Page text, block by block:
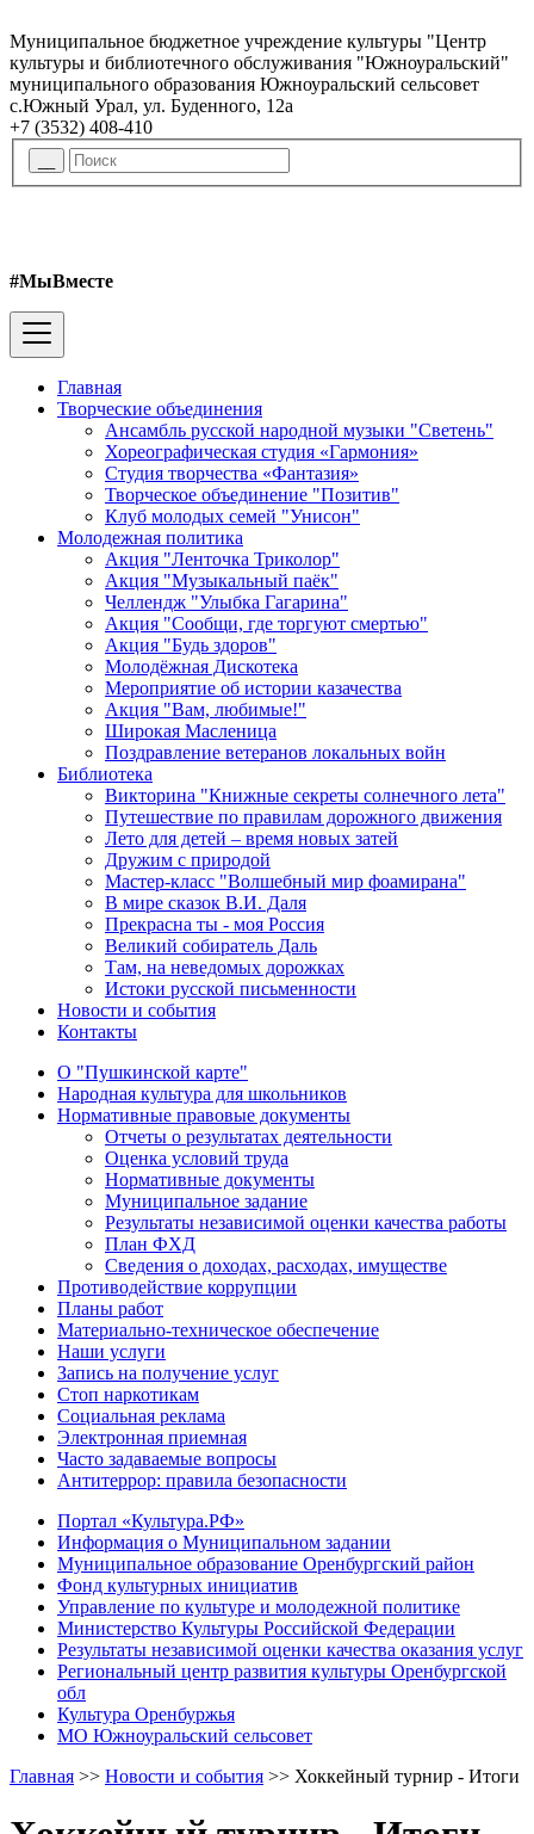
Муниципальное бюджетное учреждение культуры "Центр
культуры и библиотечного обслуживания "Южноуральский"
муниципального образования Южноуральский сельсовет
с.Южный Урал, ул. Буденного, 12а
+7 (3532) 408-410
#МыВместе
Главная
Творческие объединения
Ансамбль русской народной музыки "Светень"
Хореографическая студия «Гармония»
Студия творчества «Фантазия»
Творческое объединение "Позитив"
Клуб молодых семей "Унисон"
Молодежная политика
Акция "Ленточка Триколор"
Акция "Музыкальный паёк"
Челлендж "Улыбка Гагарина"
Акция "Сообщи, где торгуют смертью"
Акция "Будь здоров"
Молодёжная Дискотека
Мероприятие об истории казачества
Акция "Вам, любимые!"
Широкая Масленица
Поздравление ветеранов локальных войн
Библиотека
Викторина "Книжные секреты солнечного лета"
Путешествие по правилам дорожного движения
Лето для детей – время новых затей
Дружим с природой
Мастер-класс "Волшебный мир фоамирана"
В мире сказок В.И. Даля
Прекрасна ты - моя Россия
Великий собиратель Даль
Там, на неведомых дорожках
Истоки русской письменности
Новости и события
Контакты
О "Пушкинской карте"
Народная культура для школьников
Нормативные правовые документы
Отчеты о результатах деятельности
Оценка условий труда
Нормативные документы
Муниципальное задание
Результаты независимой оценки качества работы
План ФХД
Сведения о доходах, расходах, имуществе
Противодействие коррупции
Планы работ
Материально-техническое обеспечение
Наши услуги
Запись на получение услуг
Стоп наркотикам
Социальная реклама
Электронная приемная
Часто задаваемые вопросы
Антитеррор: правила безопасности
Портал «Культура.РФ»
Информация о Муниципальном задании
Муниципальное образование Оренбургский район
Фонд культурных инициатив
Управление по культуре и молодежной политике
Министерство Культуры Российской Федерации
Результаты независимой оценки качества оказания услуг
Региональный центр развития культуры Оренбургской
обл
Культура Оренбуржья
МО Южноуральский сельсовет
Главная >> Новости и события >> Хоккейный турнир - Итоги